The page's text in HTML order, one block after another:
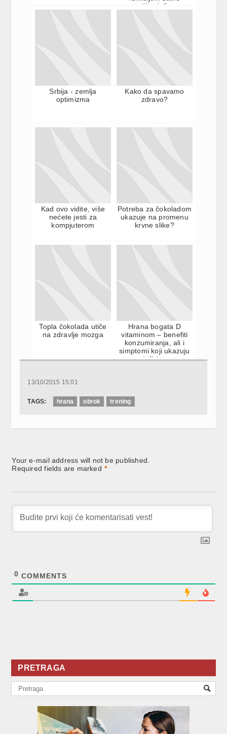
žlezde?
Srbija - zemlja
optimizma
Kako da spavamo
zdravo?
Kad ovo vidite, više
nećete jesti za
kompjuterom
Potreba za čokoladom
ukazuje na promenu
krvne slike?
Topla čokolada utiče
na zdravlje mozga
Hrana bogata D
vitaminom – benefiti
konzumiranja, ali i
simptomi koji ukazuju
na deficit ovog
13/10/2015 15:01
TAGS: hrana obrok trening
Your e-mail address will not be published.
Required fields are marked *
0 COMMENTS
PRETRAGA